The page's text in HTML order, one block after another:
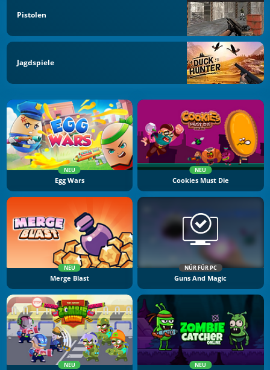
Pistolen
Jagdspiele
NEU
Egg Wars
NEU
Cookies Must Die
NEU
Merge Blast
NÜR FÜR PC
Guns And Magic
NEU NEU